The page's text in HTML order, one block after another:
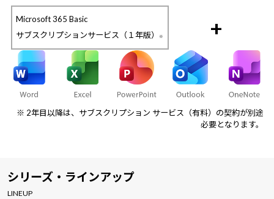
Microsoft 365 Basic
サブスクリプションサービス（１年版）
※ +
※ 2年目以降は、サブスクリプション サービス（有料）の契約が別途
必要となります。
シリーズ・ラインアップ
LINEUP